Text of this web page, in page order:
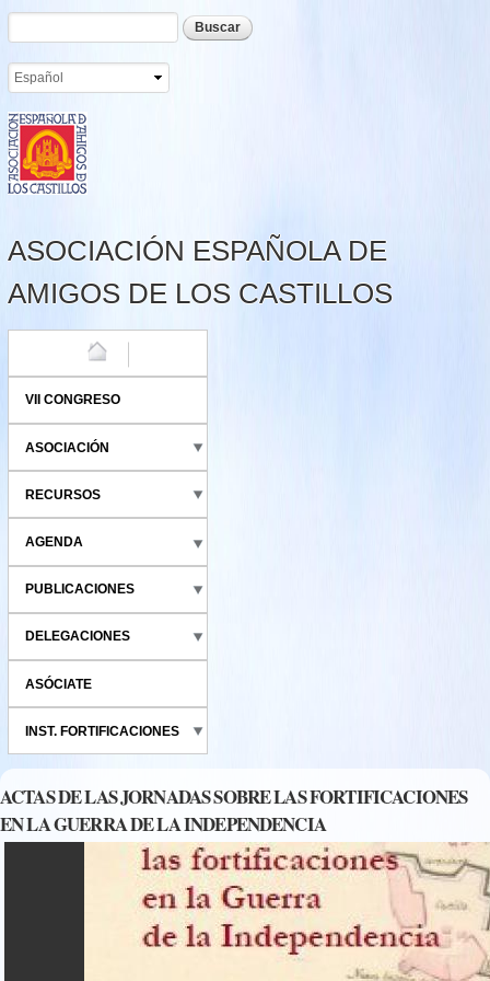
Pasar al
contenido
Formulario de búsqueda
Buscar
ASOCIACIÓN ESPAÑOLA DE
AMIGOS DE LOS CASTILLOS
VII CONGRESO
ASOCIACIÓN
RECURSOS
AGENDA
PUBLICACIONES
DELEGACIONES
ASÓCIATE
INST. FORTIFICACIONES
ACTAS DE LAS JORNADAS SOBRE LAS FORTIFICACIONES
EN LA GUERRA DE LA INDEPENDENCIA